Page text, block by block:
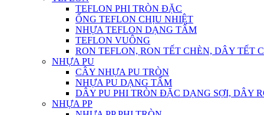
TEFLON PHI TRÒN ĐẶC
ỐNG TEFLON CHỊU NHIỆT
NHỰA TEFLON DẠNG TẤM
TEFLON VUÔNG
RON TEFLON, RON TẾT CHÈN, DÂY TẾT
NHỰA PU
CÂY NHỰA PU TRÒN
NHỰA PU DẠNG TẤM
DÂY PU PHI TRÒN ĐẶC DẠNG SỢI, DÂY
NHỰA PP